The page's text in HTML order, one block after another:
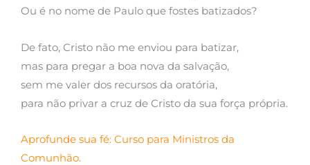
Ou é no nome de Paulo que fostes batizados?
De fato, Cristo não me enviou para batizar,
mas para pregar a boa nova da salvação,
sem me valer dos recursos da oratória,
para não privar a cruz de Cristo da sua força própria.
Aprofunde sua fé: Curso para Ministros da
Comunhão.